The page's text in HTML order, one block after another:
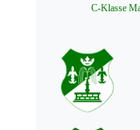
C-Klasse